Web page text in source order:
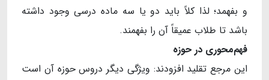
و بفهمد؛ لذا کلاً باید دو یا سه ماده درسی وجود داشته
باشد تا طلاب عمیقاً آن را بفهمند.
فهممحوری در حوزه
این مرجع تقلید افزودند: ویژگی دیگر دروس حوزه آن است